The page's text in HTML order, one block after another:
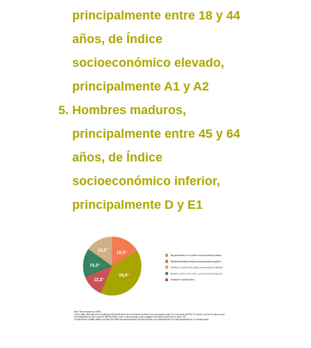
principalmente entre 18 y 44
años, de Índice
socioeconómico elevado,
principalmente A1 y A2
Hombres maduros,
principalmente entre 45 y 64
años, de Índice
socioeconómico inferior,
principalmente D y E1